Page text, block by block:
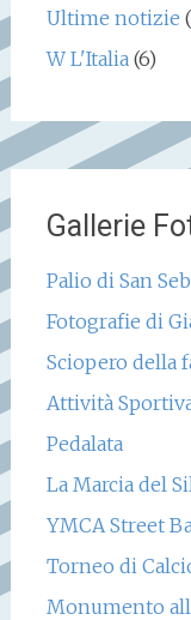
Ultime notizie
W L'Italia(6)
Gallerie
Palio di San
Fotografie di
Sciopero della
Attività
Pedalata
La Marcia del
YMCA Street
Torneo di
Monumento